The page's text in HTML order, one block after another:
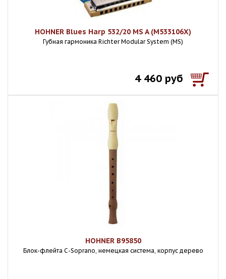
HOHNER Blues Harp 532/20 MS A (M533106X)
Губная гармоника Richter Modular System (MS)
4 460 руб
HOHNER B95850
Блок-флейта С-Soprano, немецкая система, корпус дерево